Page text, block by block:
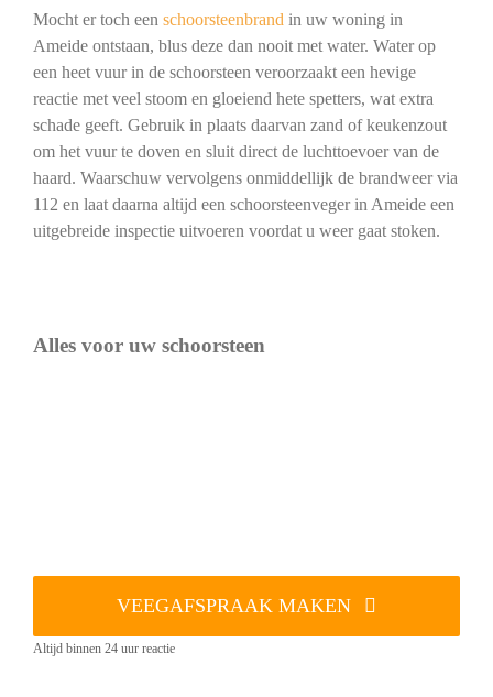
Mocht er toch een schoorsteenbrand in uw woning in
Ameide ontstaan, blus deze dan nooit met water. Water op
een heet vuur in de schoorsteen veroorzaakt een hevige
reactie met veel stoom en gloeiend hete spetters, wat extra
schade geeft. Gebruik in plaats daarvan zand of keukenzout
om het vuur te doven en sluit direct de luchttoevoer van de
haard. Waarschuw vervolgens onmiddellijk de brandweer via
112 en laat daarna altijd een schoorsteenveger in Ameide een
uitgebreide inspectie uitvoeren voordat u weer gaat stoken.
Alles voor uw schoorsteen
VEEGAFSPRAAK MAKEN
Altijd binnen 24 uur reactie